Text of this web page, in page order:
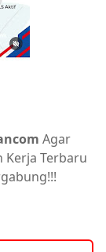
Agar
Terbaru